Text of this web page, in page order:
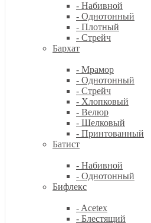
- Набивной
- Однотонный
- Плотный
- Стрейч
Бархат
- Мрамор
- Однотонный
- Стрейч
- Хлопковый
- Велюр
- Шелковый
- Принтованный
Батист
- Набивной
- Однотонный
Бифлекс
- Acetex
- Блестящий